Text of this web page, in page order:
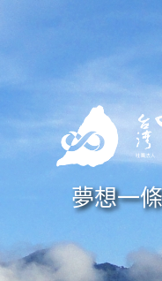
夢想一